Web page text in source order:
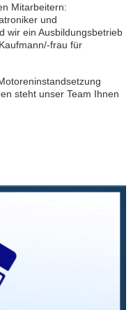
Mitarbeitern:
und
wir ein Ausbildungsbetrieb
frau für
steht unser Team Ihnen